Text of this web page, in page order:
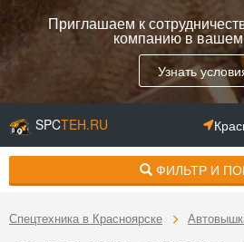
Приглашаем к
компанию в вашем
Узнать
SPCTEH.RU
ФИЛЬТР И
Спецтехника в Красноярске